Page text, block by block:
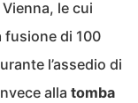
le cui
fusione di 100
l’assedio di
alla tomba